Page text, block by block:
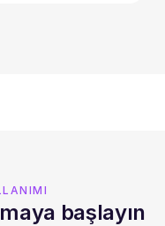
başlayın